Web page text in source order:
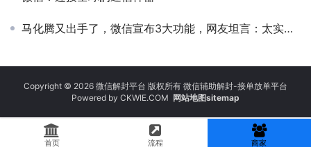
马化腾又出手了，微信宣布3大功能，网友坦言：太实用了
Copyright © 2026 微信解封平台 版权所有 微信辅助解封-接单放单平台
Powered by CKWIE.COM 网站地图sitemap
首页 流程 商家